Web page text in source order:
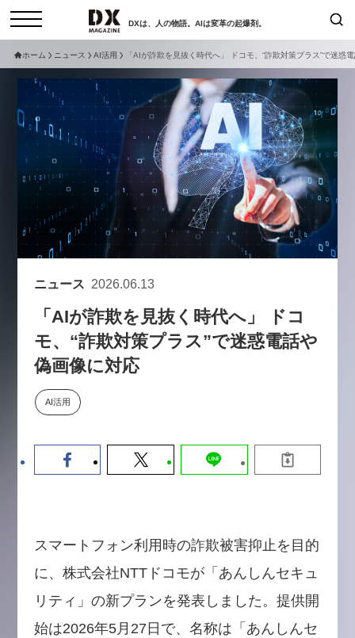
DXは、人の物語。AIは変革の起爆剤。
コラム インタビュー
セミナー ニュース
サービスメニュー 日本オムニチャネル協会
トップページ
特集
サイトマップ
お問い合わせ
個人情報保護法について
採用情報
検索
現在開催予定のセミナー
セミナー
【8/12開催】「イノベーションを
数値化する」～投資される事業の
学ぶ資金調達・巻き込みのリアル
2026-06-10
セミナー
ホーム ニュース AI活用 「AIが詐欺を見抜く時代へ」 ドコモ、“詐欺対策プラス”で迷惑
ニュース 2026.06.13
「AIが詐欺を見抜く時代へ」 ドコ
モ、“詐欺対策プラス”で迷惑電話や
偽画像に対応
AI活用
スマートフォン利用時の詐欺被害抑止を目的
に、株式会社NTTドコモが「あんしんセキュ
リティ」の新プランを発表しました。提供開
始は2026年5月27日で、名称は「あんしんセ